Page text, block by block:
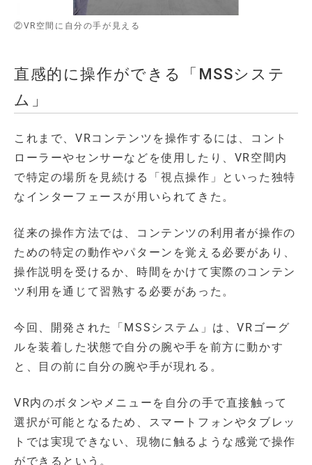
②VR空間に自分の手が見える
直感的に操作ができる「MSSシステ
ム」
これまで、VRコンテンツを操作するには、コント
ローラーやセンサーなどを使用したり、VR空間内
で特定の場所を見続ける「視点操作」といった独特
なインターフェースが用いられてきた。
従来の操作方法では、コンテンツの利用者が操作の
ための特定の動作やパターンを覚える必要があり、
操作説明を受けるか、時間をかけて実際のコンテン
ツ利用を通じて習熟する必要があった。
今回、開発された「MSSシステム」は、VRゴーグ
ルを装着した状態で自分の腕や手を前方に動かす
と、目の前に自分の腕や手が現れる。
VR内のボタンやメニューを自分の手で直接触って
選択が可能となるため、スマートフォンやタブレッ
トでは実現できない、現物に触るような感覚で操作
ができるという。